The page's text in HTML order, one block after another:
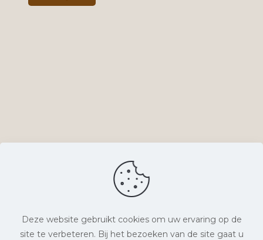
Deze website gebruikt cookies om uw ervaring op de
site te verbeteren. Bij het bezoeken van de site gaat u